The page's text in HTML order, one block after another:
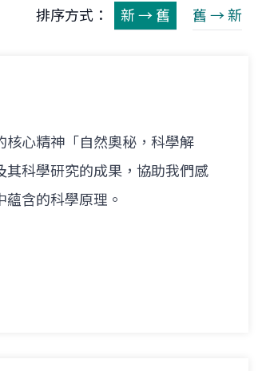
排序方式： 新 → 舊 舊 → 新
核心精神「自然奧秘，科學解
科學研究的成果，協助我們感
含的科學原理。